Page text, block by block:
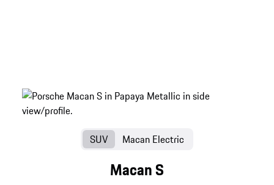
Macan S
SUV Macan Electric